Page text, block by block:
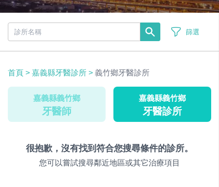
篩選
首頁 > 嘉義縣牙醫診所 > 義竹鄉牙醫診所
嘉義縣義竹鄉
牙醫師
嘉義縣義竹鄉
牙醫診所
很抱歉，沒有找到符合您搜尋條件的診所。
您可以嘗試搜尋鄰近地區或其它治療項目